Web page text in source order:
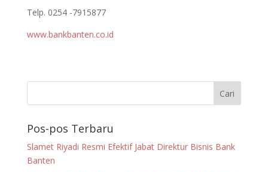
Telp. 0254 -7915877
www.bankbanten.co.id
Pos-pos Terbaru
Slamet Riyadi Resmi Efektif Jabat Direktur Bisnis Bank
Banten